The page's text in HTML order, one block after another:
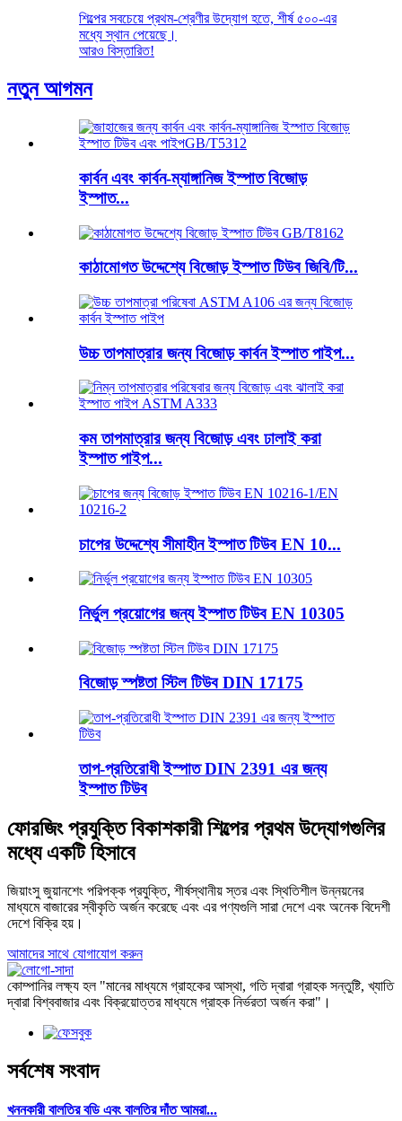
শিল্পের সবচেয়ে প্রথম-শ্রেণীর উদ্যোগ হতে, শীর্ষ ৫০০-এর
মধ্যে স্থান পেয়েছে।
আরও বিস্তারিত!
নতুন আগমন
কার্বন এবং কার্বন-ম্যাঙ্গানিজ ইস্পাত বিজোড়
ইস্পাত...
কাঠামোগত উদ্দেশ্যে বিজোড় ইস্পাত টিউব জিবি/টি...
উচ্চ তাপমাত্রার জন্য বিজোড় কার্বন ইস্পাত পাইপ...
কম তাপমাত্রার জন্য বিজোড় এবং ঢালাই করা
ইস্পাত পাইপ...
চাপের উদ্দেশ্যে সীমাহীন ইস্পাত টিউব EN 10...
নির্ভুল প্রয়োগের জন্য ইস্পাত টিউব EN 10305
বিজোড় স্পষ্টতা স্টিল টিউব DIN 17175
তাপ-প্রতিরোধী ইস্পাত DIN 2391 এর জন্য
ইস্পাত টিউব
ফোরজিং প্রযুক্তি বিকাশকারী শিল্পের প্রথম উদ্যোগগুলির
মধ্যে একটি হিসাবে
জিয়াংসু জুয়ানশেং পরিপক্ক প্রযুক্তি, শীর্ষস্থানীয় স্তর এবং স্থিতিশীল উন্নয়নের
মাধ্যমে বাজারের স্বীকৃতি অর্জন করেছে এবং এর পণ্যগুলি সারা দেশে এবং অনেক বিদেশী
দেশে বিক্রি হয়।
আমাদের সাথে যোগাযোগ করুন
কোম্পানির লক্ষ্য হল "মানের মাধ্যমে গ্রাহকের আস্থা, গতি দ্বারা গ্রাহক সন্তুষ্টি, খ্যাতি
দ্বারা বিশ্ববাজার এবং বিক্রয়োত্তর মাধ্যমে গ্রাহক নির্ভরতা অর্জন করা"।
সর্বশেষ সংবাদ
খননকারী বালতির বডি এবং বালতির দাঁত আমরা...